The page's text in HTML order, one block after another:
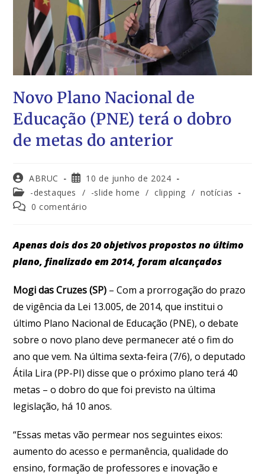
Novo Plano Nacional de
Educação (PNE) terá o dobro
de metas do anterior
ABRUC
10 de junho de 2024
-destaques
/ -slide home / clipping / notícias
0 comentário
Apenas dois dos 20 objetivos propostos no último
plano, finalizado em 2014, foram alcançados
Mogi das Cruzes (SP) – Com a prorrogação do prazo
de vigência da Lei 13.005, de 2014, que institui o
último Plano Nacional de Educação (PNE), o debate
sobre o novo plano deve permanecer até o fim do
ano que vem. Na última sexta-feira (7/6), o deputado
Átila Lira (PP-PI) disse que o próximo plano terá 40
metas – o dobro do que foi previsto na última
legislação, há 10 anos.
“Essas metas vão permear nos seguintes eixos:
aumento do acesso e permanência, qualidade do
ensino, formação de professores e inovação e